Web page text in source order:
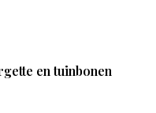
en tuinbonen